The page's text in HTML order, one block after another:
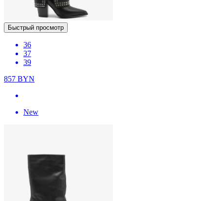
Быстрый просмотр
36
37
39
857 BYN
New